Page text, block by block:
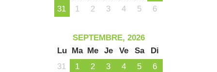
31
1 2 3 4 5 6
SEPTEMBRE, 2026
Lu
Ma Me Je Ve Sa
Di
31
1 2 3 4 5
6